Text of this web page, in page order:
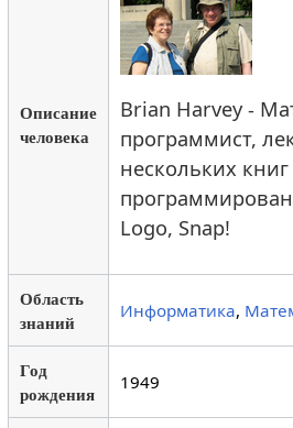
Описание
человека
Brian Harvey -
программист,
нескольких
Logo, Snap!
Область
знаний
Информатика,
Год
рождения
1949